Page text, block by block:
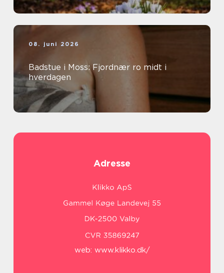
08. juni 2026
Badstue i Moss: Fjordnær ro midt i
hverdagen
Adresse
web: www.klikko.dk/